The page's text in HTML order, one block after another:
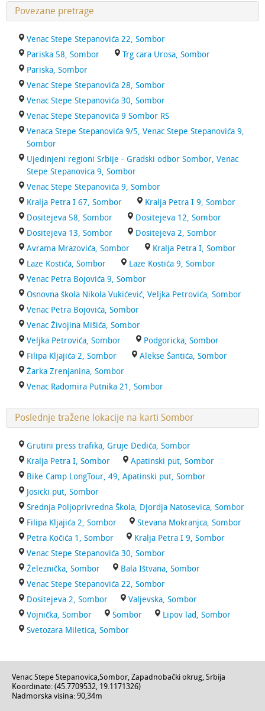
Povezane pretrage
Venac Stepe Stepanovića 22, Sombor
Pariska 58, Sombor
Trg cara Urosa, Sombor
Pariska, Sombor
Venac Stepe Stepanovića 28, Sombor
Venac Stepe Stepanovića 30, Sombor
Venac Stepe Stepanovića 9 Sombor RS
Venaca Stepe Stepanovića 9/5, Venac Stepe Stepanovića 9,
Sombor
Ujedinjeni regioni Srbije - Gradski odbor Sombor, Venac
Stepe Stepanovica 9, Sombor
Venac Stepe Stepanovića 9, Sombor
Kralja Petra I 67, Sombor
Kralja Petra I 9, Sombor
Dositejeva 58, Sombor
Dositejeva 12, Sombor
Dositejeva 13, Sombor
Dositejeva 2, Sombor
Avrama Mrazovića, Sombor
Kralja Petra I, Sombor
Laze Kostića, Sombor
Laze Kostića 9, Sombor
Venac Petra Bojovića 9, Sombor
Osnovna škola Nikola Vukićević, Veljka Petrovića, Sombor
Venac Petra Bojovića, Sombor
Venac Živojina Mišića, Sombor
Veljka Petrovića, Sombor
Podgoricka, Sombor
Filipa Kljajića 2, Sombor
Alekse Šantića, Sombor
Žarka Zrenjanina, Sombor
Venac Radomira Putnika 21, Sombor
Poslednje tražene lokacije na karti Sombor
Grutini press trafika, Gruje Dedića, Sombor
Kralja Petra I, Sombor
Apatinski put, Sombor
Bike Camp LongTour, 49, Apatinski put, Sombor
Josicki put, Sombor
Srednja Poljoprivredna Škola, Djordja Natosevica, Sombor
Filipa Kljajića 2, Sombor
Stevana Mokranjca, Sombor
Petra Kočića 1, Sombor
Kralja Petra I 9, Sombor
Venac Stepe Stepanovića 30, Sombor
Železnička, Sombor
Bala Ištvana, Sombor
Venac Stepe Stepanovića 22, Sombor
Dositejeva 2, Sombor
Valjevska, Sombor
Vojnička, Sombor
Sombor
Lipov lad, Sombor
Svetozara Miletica, Sombor
Venac Stepe Stepanovica,Sombor, Zapadnobački okrug, Srbija
Koordinate: (45.7709532, 19.1171326)
Nadmorska visina: 90,34m